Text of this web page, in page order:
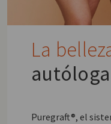
La
autóloga
Puregraft®, el